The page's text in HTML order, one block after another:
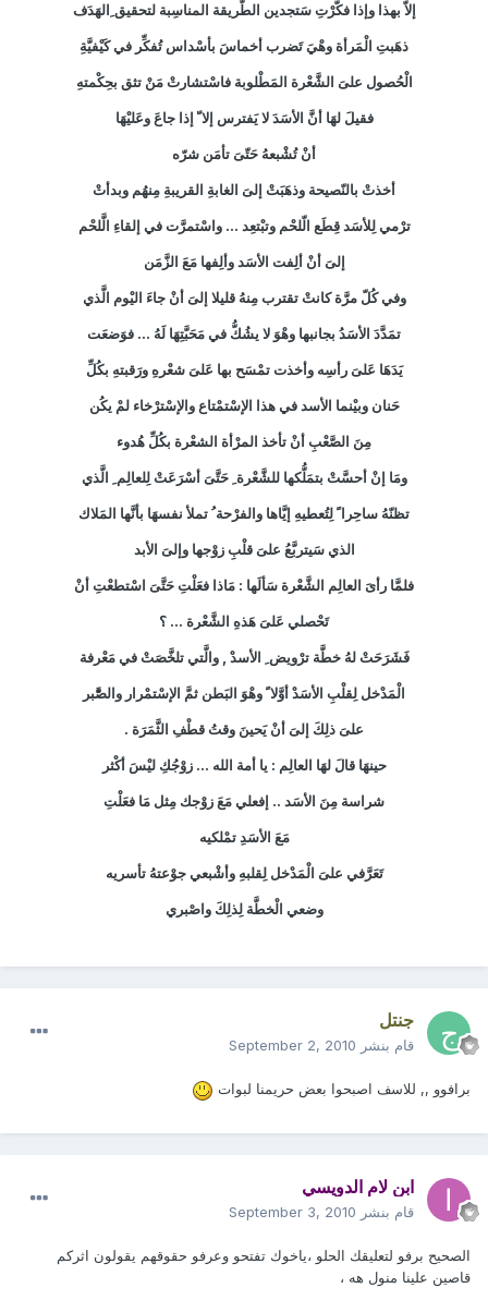
إلاّ بهذا وإذا فكَّرْتِ سَتجدين الطَّريقة المناسِبة لتحقيق ِالهَدَف
ذهَبتِ الْمَرأة وهْيَ تَضرب أخماسَ بأسْداس تُفكِّر في كَيْفيَّةِ
الْحُصول علىَ الشَّعْرة المَطْلوبة فاسْتشارتْ مَنْ تثق بحِكْمتهِ
فقيلَ لهَا أنَّ الأسَدَ لا يَفترس إلا ّ إذا جاعَ وعَليْهَا
أنْ تُشْبعهُ حَتّىَ تأمَن شرّه
أخذتْ بالنّصيحة وذهَبَتْ إلىَ الغابةِ القريبةِ مِنهُم وبدأتْ
ترْمي لِلأسَد قِطَع الّلحْم وتبْتعِد ... واسْتمرَّت في إلقاءِ الَّلحْم
إلىَ أنْ ألِفت الأسَد وألِفها مَعَ الزَّمَن
وفي كُلّ مرَّة كانتْ تقترب مِنهُ قليلا إلىَ أنْ جاءَ اليْوم الَّذي
تمَدَّدَ الأسَدُ بجانبها وهْوَ لا يشُكُّ في مَحَبَّتِهَا لَهُ ... فوَضعَت
يَدَهَا عَلىَ رأسِه وأخذت تمْسَح بها عَلىَ شعْرهِ ورَقبتهِ بكُلِّ
حَنان وبيْنما الأسد في هذا الإسْتمْتاع والإسْترْخاء لمْ يكُن
مِنَ الصَّعْبِ أنْ تأخذ المرْأة الشعْرة بكُلِّ هُدوء
ومَا إنْ أحسَّتْ بتمَلُّكها للشَّعْرة ِ حَتَّىَ أسْرَعَتْ لِلعالِم ِ الَّذي
تظنّهُ ساحِرا ً لِتُعطيهِ إيَّاها والفرْحة ُ تملأ نفسهَا بأنَّها المَلاك
الذي سَيتربَّعُ علىَ قلْبِ زوْجها وإلىَ الأبد
فلمَّا رأىَ العالِم الشَّعْرة سَألَها : مَاذا فعَلْتِ حَتَّىَ اسْتطعْتِ أنْ
تَحْصلي عَلىَ هَذهِ الشَّعْرة ... ؟
فَشَرَحَتْ لهُ خطَّة ترْويض ِ الأسدْ , والَّتي تلخَّصَتْ في مَعْرفة
الْمَدْخل لِقلْبِ الأسَدْ أوَّلا ً وهْوَ البَطن ثمَّ الإسْتمْرار والصَّْبر
علىَ ذلِكَ إلىَ أنْ يَحينَ وقتُ قطْفِ الثَّمَرَة .
حينهَا قالَ لهَا العالِم : يا أمة الله ... زوْجُكِ ليْسَ أكْثر
شراسة مِنَ الأسَد .. إفعلي مَعَ زوْجك مِثل مَا فعَلْتِ
مَعَ الأسَدِ تمْلكيه
تَعَرَّفي علىَ الْمَدْخل لِقلبهِ وأشْبعي جوْعتهُ تأسريه
وضعي الْخطَّة لِذلِكَ واصْبري
جنتل
قام بنشر September 2, 2010
برافوو ,, للاسف اصبحوا بعض حريمنا لبوات
ابن لام الدويسي
قام بنشر September 3, 2010
الصحيح برفو لتعليقك الحلو ،ياخوك تفتحو وعرفو حقوقهم يقولون اثركم
قاصين علينا منول هه ،